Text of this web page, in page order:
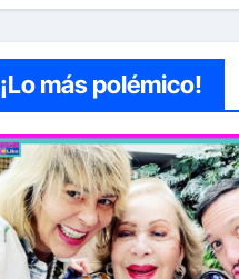
¡Lo más polémico!